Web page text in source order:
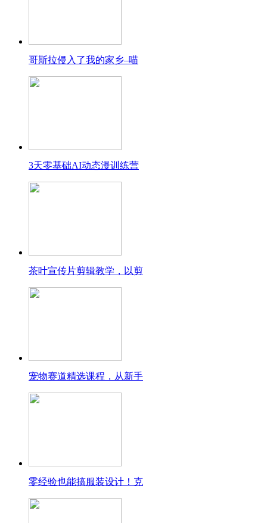
哥斯拉侵入了我的家乡–喵
3天零基础AI动态漫训练营
茶叶宣传片剪辑教学，以剪
宠物赛道精选课程，从新手
零经验也能搞服装设计！克